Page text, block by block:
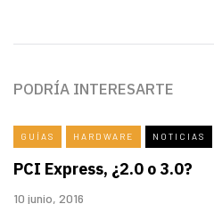
PODRÍA INTERESARTE
GUÍAS HARDWARE NOTICIAS
PCI Express, ¿2.0 o 3.0?
10 junio, 2016